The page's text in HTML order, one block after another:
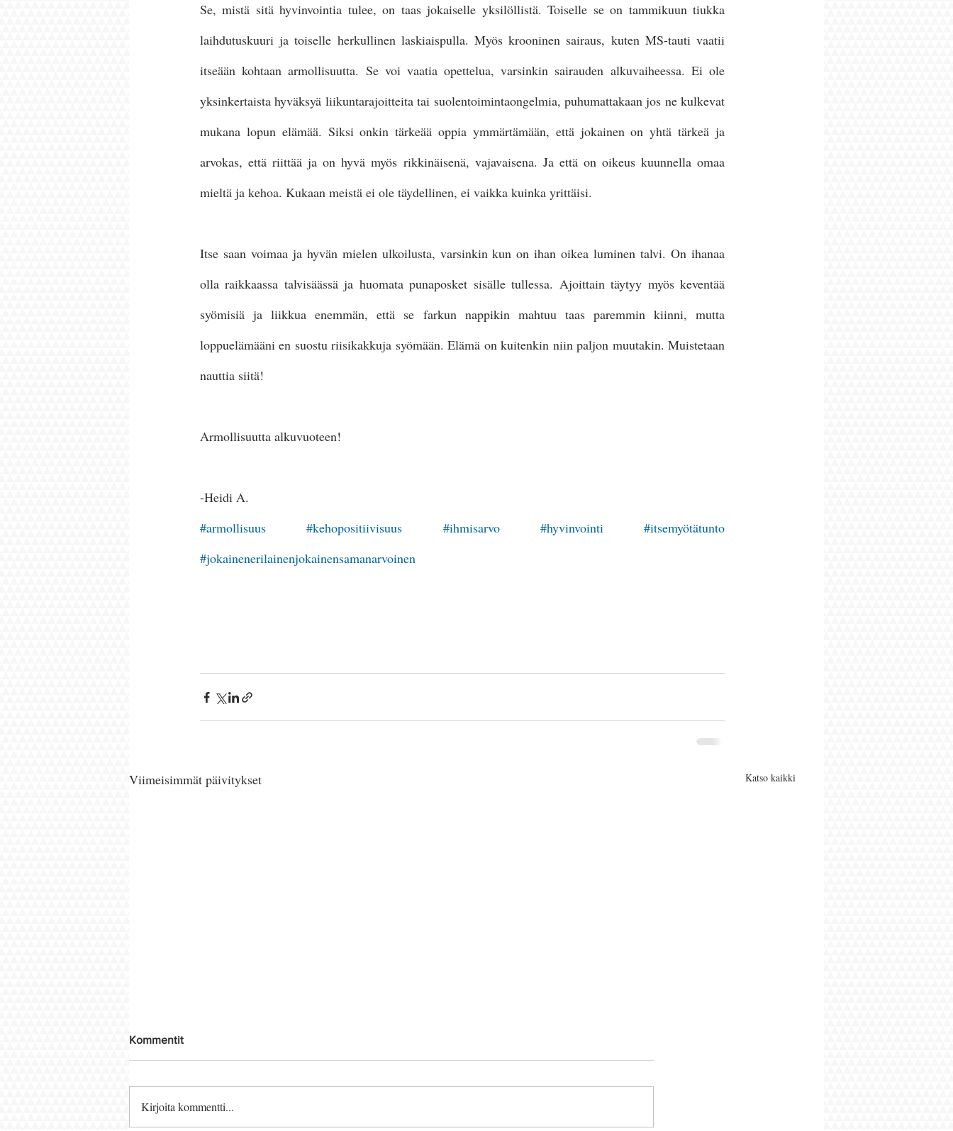
Se, mistä sitä hyvinvointia tulee, on taas jokaiselle yksilöllistä. Toiselle se on tammikuun tiukka
laihdutuskuuri ja toiselle herkullinen laskiaispulla. Myös krooninen sairaus, kuten MS-tauti vaatii
itseään kohtaan armollisuutta. Se voi vaatia opettelua, varsinkin sairauden alkuvaiheessa. Ei ole
yksinkertaista hyväksyä liikuntarajoitteita tai suolentoimintaongelmia, puhumattakaan jos ne kulkevat
mukana lopun elämää. Siksi onkin tärkeää oppia ymmärtämään, että jokainen on yhtä tärkeä ja
arvokas, että riittää ja on hyvä myös rikkinäisenä, vajavaisena. Ja että on oikeus kuunnella omaa
mieltä ja kehoa. Kukaan meistä ei ole täydellinen, ei vaikka kuinka yrittäisi.
Itse saan voimaa ja hyvän mielen ulkoilusta, varsinkin kun on ihan oikea luminen talvi. On ihanaa
olla raikkaassa talvisäässä ja huomata punaposket sisälle tullessa. Ajoittain täytyy myös keventää
syömisiä ja liikkua enemmän, että se farkun nappikin mahtuu taas paremmin kiinni, mutta
loppuelämääni en suostu riisikakkuja syömään. Elämä on kuitenkin niin paljon muutakin. Muistetaan
nauttia siitä!
Armollisuutta alkuvuoteen!
-Heidi A.
#armollisuus
#kehopositiivisuus #ihmisarvo #hyvinvointi
#itsemyötätunto
#jokainenerilainenjokainensamanarvoinen
Viimeisimmät päivitykset Katso kaikki
Kommentit
Kirjoita kommentti...